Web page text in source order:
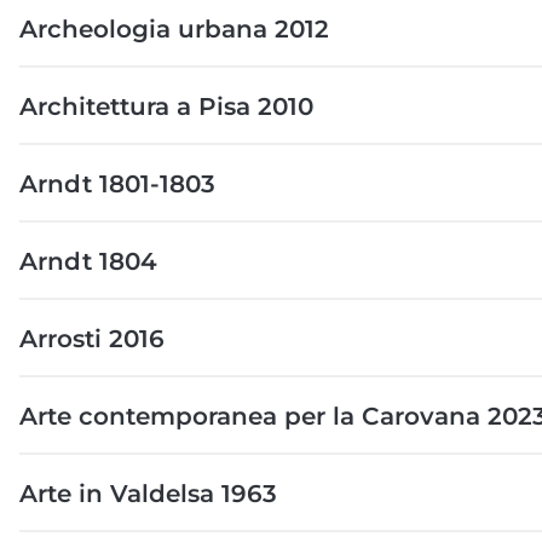
Archeologia urbana 2012
Architettura a Pisa 2010
Arndt 1801-1803
Arndt 1804
Arrosti 2016
Arte contemporanea per la Carovana
Arte in Valdelsa 1963